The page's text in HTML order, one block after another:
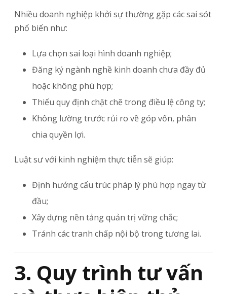
Nhiều doanh nghiệp khởi sự thường gặp các sai sót
phổ biến như:
Lựa chọn sai loại hình doanh nghiệp;
Đăng ký ngành nghề kinh doanh chưa đầy đủ
hoặc không phù hợp;
Thiếu quy định chặt chẽ trong điều lệ công ty;
Không lường trước rủi ro về góp vốn, phân
chia quyền lợi.
Luật sư với kinh nghiệm thực tiễn sẽ giúp:
Định hướng cấu trúc pháp lý phù hợp ngay từ
đầu;
Xây dựng nền tảng quản trị vững chắc;
Tránh các tranh chấp nội bộ trong tương lai.
3. Quy trình tư vấn